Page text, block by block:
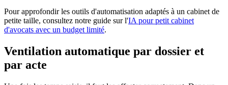
Pour approfondir les outils d'automatisation adaptés à un cabinet de
petite taille, consultez notre guide sur l'IA pour petit cabinet
d'avocats avec un budget limité.
Ventilation automatique par dossier et
par acte